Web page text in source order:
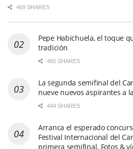
469 SHARES
Pepe Habichuela, el toque
tradición
465 SHARES
La segunda semifinal del
nueve nuevos aspirantes a
444 SHARES
Arranca el esperado
Festival Internacional del
primera semifinal. Fotos &